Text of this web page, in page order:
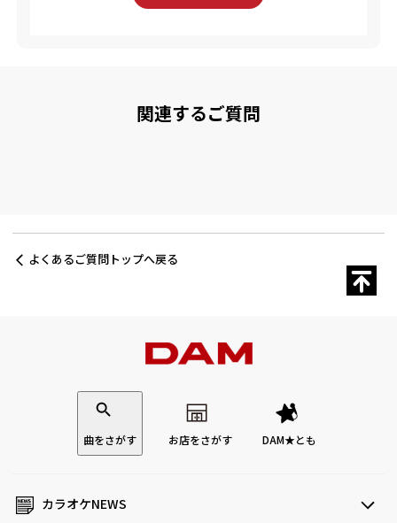
よくあるご質問トップへ戻る
関連するご質問
曲をさがす お店をさがす DAM★とも
カラオケNEWS